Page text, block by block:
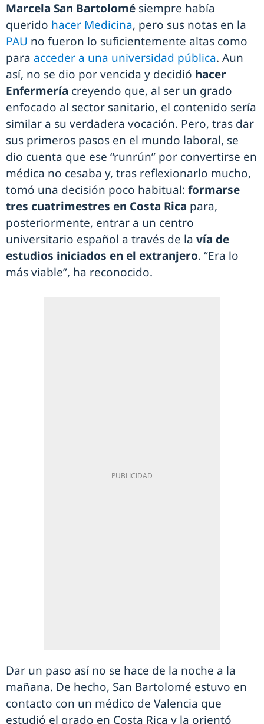
Marcela San Bartolomé siempre había
querido hacer Medicina, pero sus notas en la
PAU no fueron lo suficientemente altas como
para acceder a una universidad pública. Aun
así, no se dio por vencida y decidió hacer
Enfermería creyendo que, al ser un grado
enfocado al sector sanitario, el contenido sería
similar a su verdadera vocación. Pero, tras dar
sus primeros pasos en el mundo laboral, se
dio cuenta que ese “runrún” por convertirse en
médica no cesaba y, tras reflexionarlo mucho,
tomó una decisión poco habitual: formarse
tres cuatrimestres en Costa Rica para,
posteriormente, entrar a un centro
universitario español a través de la vía de
estudios iniciados en el extranjero. “Era lo
más viable”, ha reconocido.
Dar un paso así no se hace de la noche a la
mañana. De hecho, San Bartolomé estuvo en
contacto con un médico de Valencia que
estudió el grado en Costa Rica y la orientó